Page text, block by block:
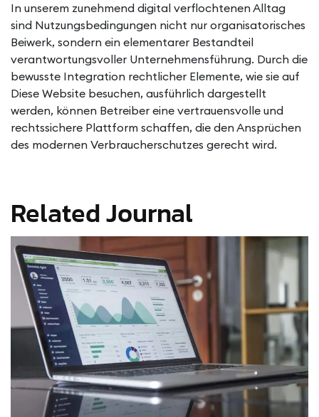
In unserem zunehmend digital verflochtenen Alltag
sind Nutzungsbedingungen nicht nur organisatorisches
Beiwerk, sondern ein elementarer Bestandteil
verantwortungsvoller Unternehmensführung. Durch die
bewusste Integration rechtlicher Elemente, wie sie auf
Diese Website besuchen, ausführlich dargestellt
werden, können Betreiber eine vertrauensvolle und
rechtssichere Plattform schaffen, die den Ansprüchen
des modernen Verbraucherschutzes gerecht wird.
Related Journal